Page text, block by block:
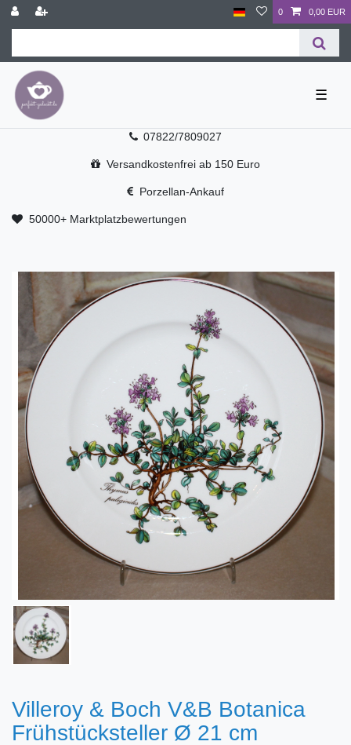
0 0,00 EUR
☰
07822/7809027
Versandkostenfrei ab 150 Euro
Porzellan-Ankauf
50000+ Marktplatzbewertungen
Villeroy & Boch V&B Botanica
Frühstücksteller Ø 21 cm